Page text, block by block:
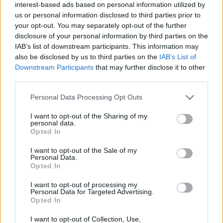
interest-based ads based on personal information utilized by
us or personal information disclosed to third parties prior to
your opt-out. You may separately opt-out of the further
disclosure of your personal information by third parties on the
IAB’s list of downstream participants. This information may
also be disclosed by us to third parties on the IAB’s List of
Downstream Participants that may further disclose it to other
Personal Data Processing Opt Outs
I want to opt-out of the Sharing of my
personal data.
Opted In
I want to opt-out of the Sale of my
Personal Data.
Opted In
I want to opt-out of processing my
Personal Data for Targeted Advertising.
Opted In
I want to opt-out of Collection, Use,
Pour un Monstera: un grand pot en céramique
vernissée blanche ou pastel, associé à un cache-
pot en osier pour une touche bohème.
Pour une Sansevieria : pot en terre cuite brute,
recyclé, ou cache-pot en béton pour un look
scandinave.
sur un plateau, ou cache-pots géométriques en
céramique.
Pour des plantes tombantes (pothos,
tradescantia): pots suspendus en fibres